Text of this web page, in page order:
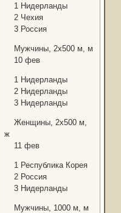
1 Нидерланды
2 Чехия
3 Россия
Мужчины, 2x500 м, м
10 фев
1 Нидерланды
2 Нидерланды
3 Нидерланды
Женщины, 2x500 м,
ж
11 фев
1 Республика Корея
2 Россия
3 Нидерланды
Мужчины, 1000 м, м